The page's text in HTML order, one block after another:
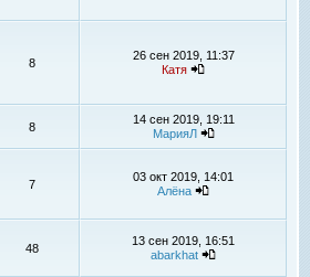
8
26 сен 2019, 11:37
Катя
8
14 сен 2019, 19:11
МарияЛ
7
03 окт 2019, 14:01
Алёна
48
13 сен 2019, 16:51
abarkhat